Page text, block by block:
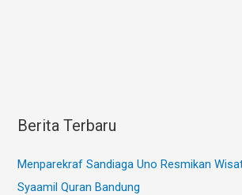
Berita Terbaru
Menparekraf Sandiaga Uno Resmikan
Syaamil Quran Bandung